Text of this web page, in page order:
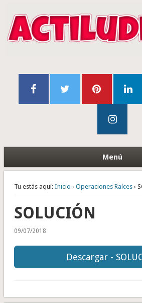
Menú
Tu estás aquí: Inicio › Operaciones Raíces›
SOLUCIÓN
09/07/2018
Descargar -